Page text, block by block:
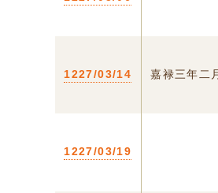
1227/03/14 嘉禄三年二
1227/03/19